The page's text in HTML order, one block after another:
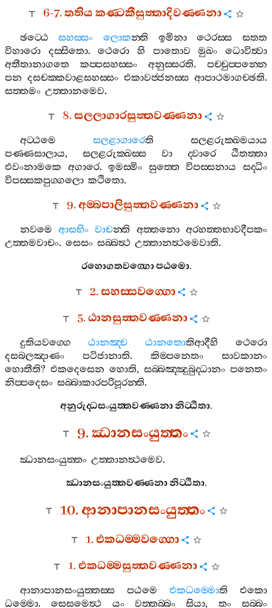
6-7.තතියකණ‍්ටකීසුත‍්තාදිවණ‍්ණනා
ඡට‍්ඨෙ සහස‍්සං ලොකන‍්ති ඉමිනා ථෙරස‍්ස
සතත
විහාරො
දස‍්සිතො.ථෙරො හි පාතොව මුඛං
ධොවිත්‍වා
අතීතානාගතෙ
කප‍්පසහස‍්සං අනුස‍්සරති. පච‍්චුප‍්පන‍්නෙ
පන දසචක‍්කවාළසහස‍්සං එකාවජ‍්ජනස‍්ස ආපාථමාගච‍්ඡති.
සත‍්තමං උත‍්තානමෙව.
8.සලලාගාරසුත‍්තවණ‍්ණනා
අට‍්ඨමෙ සලළාගාරෙති
සලළරුක‍්ඛමයාය
පණ‍්ණසාලාය, සලළරුක‍්ඛස‍්ස වා ද‍්වාරෙ
ඨිතත‍්තා
එවංනාමකෙ
අගාරෙ.ඉමස‍්මිං සුත‍්තෙ විපස‍්සනාය
සද‍්ධිං
විපස‍්සකපුග‍්ගලො කථිතො.
9.අම‍්බපාලිසුත‍්තවණ‍්ණනා
නවමෙ ආසභිං වාචන‍්ති අත‍්තනො අරහත‍්තභාවදීපකං
උත‍්තමවාචං. සෙසං සබ‍්බත්‍ථ උත‍්තානත්‍ථමෙවාති.
රහොගතවග‍්ගොපඨමො.
2.සහස‍්සවග‍්ගො
5.ඨානසුත‍්තවණ‍්ණනා
දුතියවග‍්ගෙ ඨානඤ‍්ච ඨානතොතිආදීහි
ථෙරො
දසබලඤාණං
පටිජානාති. කිම‍්පනෙතං
සාවකානං
හොතීති? එකදෙසෙන හොති, සබ‍්බඤ‍්ඤුබුද‍්ධානං පනෙතං
නිප‍්පදෙසං සබ‍්බාකාරපරිපූරන‍්ති.
අනුරුද‍්ධසංයුත‍්තවණ‍්ණනානිට‍්ඨිතා.
9.ඣානසංයුත‍්තං
ඣානසංයුත‍්තං උත‍්තානත්‍ථමෙව.
ඣානසංයුත‍්තවණ‍්ණනානිට‍්ඨිතා.
10.ආනාපානසංයුත‍්තං
1.එකධම‍්මවග‍්ගො
1.එකධම‍්මසුත‍්තවණ‍්ණනා
ආනාපානසංයුත‍්තස‍්ස පඨමෙ එකධම‍්මොති
එකො
ධම‍්මො.සෙසමෙත්‍ථ යං වත‍්තබ‍්බං සියා, තං සබ‍්බං